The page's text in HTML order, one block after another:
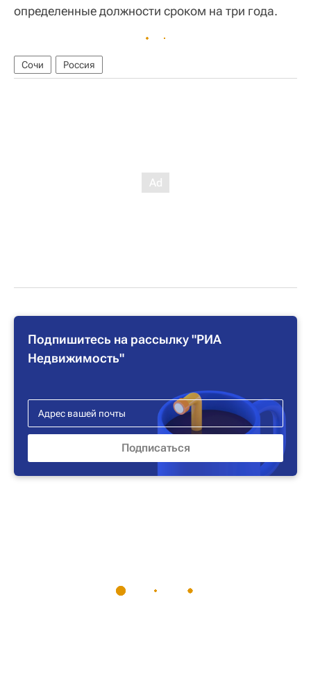
определенные должности сроком на три года.
Сочи Россия
Подпишитесь на рассылку "РИА
Недвижимость"